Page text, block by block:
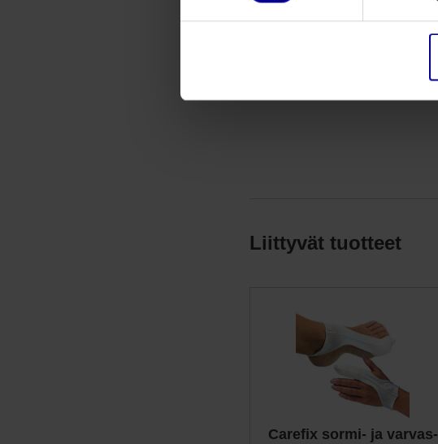
Liittyvät tuotteet
Carefix sormi- ja varvas-